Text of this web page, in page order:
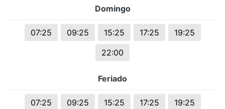
Domingo
07:25 09:25 15:25 17:25
19:25
22:00
Feriado
07:25 09:25 15:25 17:25
19:25